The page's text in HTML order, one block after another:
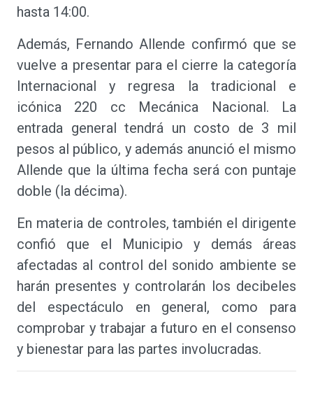
hasta 14:00.
Además, Fernando Allende confirmó que se
vuelve a presentar para el cierre la categoría
Internacional y regresa la tradicional e
icónica 220 cc Mecánica Nacional. La
entrada general tendrá un costo de 3 mil
pesos al público, y además anunció el mismo
Allende que la última fecha será con puntaje
doble (la décima).
En materia de controles, también el dirigente
confió que el Municipio y demás áreas
afectadas al control del sonido ambiente se
harán presentes y controlarán los decibeles
del espectáculo en general, como para
comprobar y trabajar a futuro en el consenso
y bienestar para las partes involucradas.